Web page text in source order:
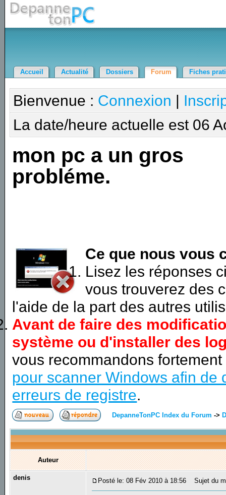
Accueil Actualité Dossiers Forum Fiches
Bienvenue : Connexion |
La date/heure actuelle est 06
mon pc a un gros
probléme.
Ce que nous vous
Lisez les réponses
vous trouverez des
l'aide de la part des autres
Avant de faire des
système ou d'installer des
vous recommandons
pour scanner Windows afin de
erreurs de registre.
DepanneTonPC Index du Forum ->
Auteur
denis Posté le: 08 Fév 2010 à 18:56 Sujet du